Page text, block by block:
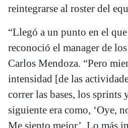
reintegrarse al roster del
“Llegó a un punto en el
reconoció el manager de
Carlos Mendoza. “Pero
intensidad [de las
correr las bases, los sprints
siguiente era como, ‘Oye,